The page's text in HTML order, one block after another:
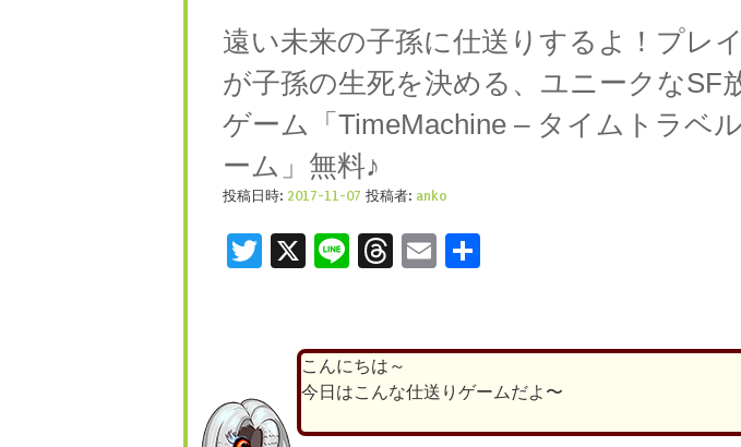
遠い未来の子孫に仕送りするよ！プレ
が子孫の生死を決める、ユニークなSF
ゲーム「TimeMachine – タイムトラベ
ーム」無料♪
投稿日時: 2017-11-07 投稿者: anko
Twitter
X LineThreads
Email
こんにちは～
今日はこんな仕送りゲームだよ〜